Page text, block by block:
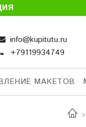
info@kupitutu.ru
+79119934749
МАКЕТОВ